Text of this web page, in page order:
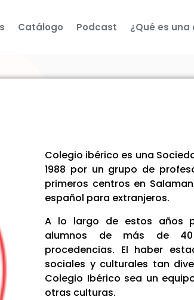
Catálogo Podcast ¿Qué es
Colegio ibérico es una
1988 por un grupo de
primeros centros en
español para extranjeros.
A lo largo de estos años
alumnos de más de 40
procedencias. El haber
sociales y culturales tan
Colegio Ibérico sea un
otras culturas.